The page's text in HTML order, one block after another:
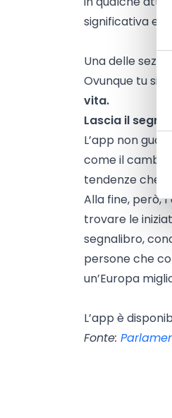
del
significativa e
Una delle
Ovunque tu
vita.
Lascia il segno
L’app non
come il
tendenze che
Alla fine, però,
trovare le
segnalibro,
persone che
un’Europa
L’app è
Fonte: